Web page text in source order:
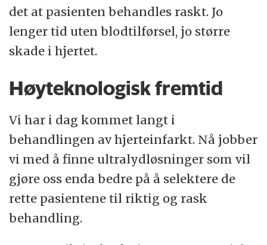
det at pasienten behandles raskt. Jo
lenger tid uten blodtilførsel, jo større
skade i hjertet.
Høyteknologisk fremtid
Vi har i dag kommet langt i
behandlingen av hjerteinfarkt. Nå jobber
vi med å finne ultralydløsninger som vil
gjøre oss enda bedre på å selektere de
rette pasientene til riktig og rask
behandling.